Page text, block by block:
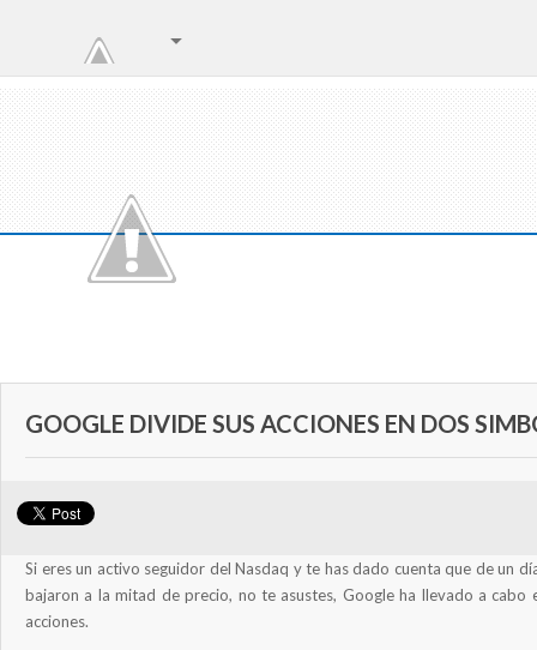
GOOGLE DIVIDE SUS ACCIONES EN DOS
Si eres un activo seguidor del Nasdaq y te has dado cuenta que de un
bajaron a la mitad de precio, no te asustes, Google ha llevado a cabo
acciones.